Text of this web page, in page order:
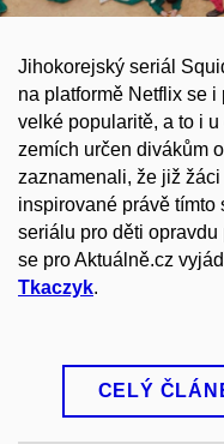
Jihokorejský seriál
na platformě Netflix se
velké popularitě, a to i
zemích určen divákům
zaznamenali, že již
inspirované právě
seriálu pro děti
se pro Aktuálně.cz
Tkaczyk.
CELÝ